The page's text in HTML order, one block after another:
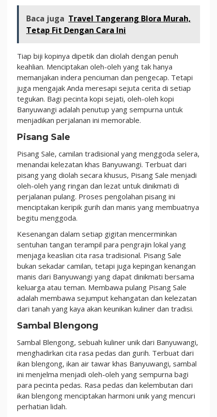
Baca juga Travel Tangerang Blora Murah,
Tetap Fit Dengan Cara Ini
Tiap biji kopinya dipetik dan diolah dengan penuh
keahlian. Menciptakan oleh-oleh yang tak hanya
memanjakan indera penciuman dan pengecap. Tetapi
juga mengajak Anda meresapi sejuta cerita di setiap
tegukan. Bagi pecinta kopi sejati, oleh-oleh kopi
Banyuwangi adalah penutup yang sempurna untuk
menjadikan perjalanan ini memorable.
Pisang Sale
Pisang Sale, camilan tradisional yang menggoda selera,
menandai kelezatan khas Banyuwangi. Terbuat dari
pisang yang diolah secara khusus, Pisang Sale menjadi
oleh-oleh yang ringan dan lezat untuk dinikmati di
perjalanan pulang. Proses pengolahan pisang ini
menciptakan keripik gurih dan manis yang membuatnya
begitu menggoda.
Kesenangan dalam setiap gigitan mencerminkan
sentuhan tangan terampil para pengrajin lokal yang
menjaga keaslian cita rasa tradisional. Pisang Sale
bukan sekadar camilan, tetapi juga kepingan kenangan
manis dari Banyuwangi yang dapat dinikmati bersama
keluarga atau teman. Membawa pulang Pisang Sale
adalah membawa sejumput kehangatan dan kelezatan
dari tanah yang kaya akan keunikan kuliner dan tradisi.
Sambal Blengong
Sambal Blengong, sebuah kuliner unik dari Banyuwangi,
menghadirkan cita rasa pedas dan gurih. Terbuat dari
ikan blengong, ikan air tawar khas Banyuwangi, sambal
ini menjelma menjadi oleh-oleh yang sempurna bagi
para pecinta pedas. Rasa pedas dan kelembutan dari
ikan blengong menciptakan harmoni unik yang mencuri
perhatian lidah.